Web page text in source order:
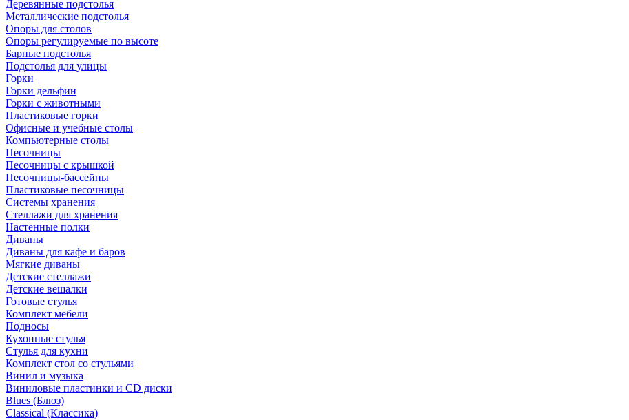
Деревянные подстолья
Металлические подстолья
Опоры для столов
Опоры регулируемые по высоте
Барные подстолья
Подстолья для улицы
Горки
Горки дельфин
Горки с животными
Пластиковые горки
Офисные и учебные столы
Компьютерные столы
Песочницы
Песочницы с крышкой
Песочницы-бассейны
Пластиковые песочницы
Системы хранения
Стеллажи для хранения
Настенные полки
Диваны
Диваны для кафе и баров
Мягкие диваны
Детские стеллажи
Детские вешалки
Готовые стулья
Комплект мебели
Подносы
Кухонные стулья
Стулья для кухни
Комплект стол со стульями
Винил и музыка
Виниловые пластинки и CD диски
Blues (Блюз)
Classical (Классика)